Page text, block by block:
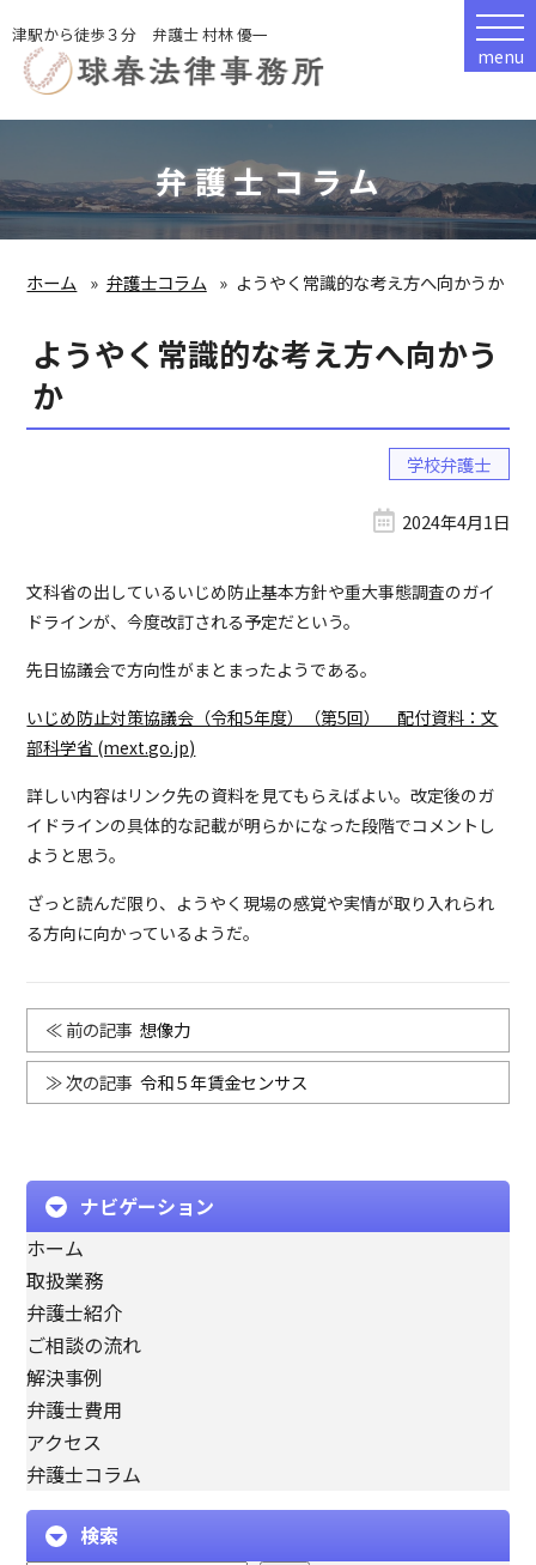
津駅から徒歩３分 弁護士 村林 優一
menu
弁護士コラム
ホーム 弁護士コラム ようやく常識的な考え方へ向かうか
ようやく常識的な考え方へ向かう
か
学校弁護士
2024年4月1日
文科省の出しているいじめ防止基本方針や重大事態調査のガイ
ドラインが、今度改訂される予定だという。
先日協議会で方向性がまとまったようである。
いじめ防止対策協議会（令和5年度）（第5回） 配付資料：文
部科学省 (mext.go.jp)
詳しい内容はリンク先の資料を見てもらえばよい。改定後のガ
イドラインの具体的な記載が明らかになった段階でコメントし
ようと思う。
ざっと読んだ限り、ようやく現場の感覚や実情が取り入れられ
る方向に向かっているようだ。
想像力
令和５年賃金センサス
ナビゲーション
ホーム
取扱業務
弁護士紹介
ご相談の流れ
解決事例
弁護士費用
アクセス
弁護士コラム
検索